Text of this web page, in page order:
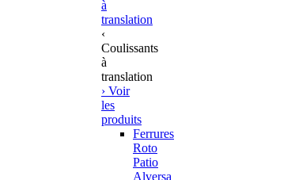
à
translation
‹
Coulissants
à
translation
› Voir
les
produits
Ferrures
Roto
Patio
Alversa